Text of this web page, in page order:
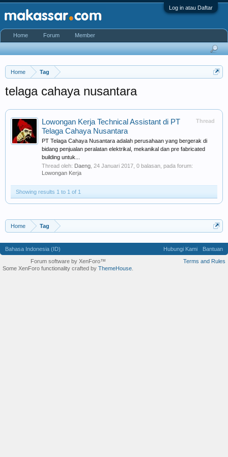
Log in atau Daftar
Home Tag
telaga cahaya nusantara
Thread
Lowongan Kerja Technical Assistant di PT
Telaga Cahaya Nusantara
PT Telaga Cahaya Nusantara adalah perusahaan yang bergerak di
bidang penjualan peralatan elektrikal, mekanikal dan pre fabricated
building untuk...
Thread oleh: Daeng 24 Januari 2017 , 0 balasan, pada forum:
Lowongan Kerja
Showing results 1 to 1 of 1
Home Tag
Home Forum Member
Bahasa Indonesia (ID) Hubungi Kami
Bantuan
Terms and Rules
Forum software by XenForo™
Some XenForo functionality crafted by ThemeHouse